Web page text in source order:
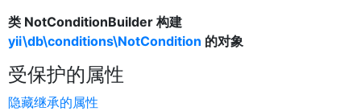
类 NotConditionBuilder 构建
yii\db\conditions\NotCondition 的对象
受保护的属性
隐藏继承的属性